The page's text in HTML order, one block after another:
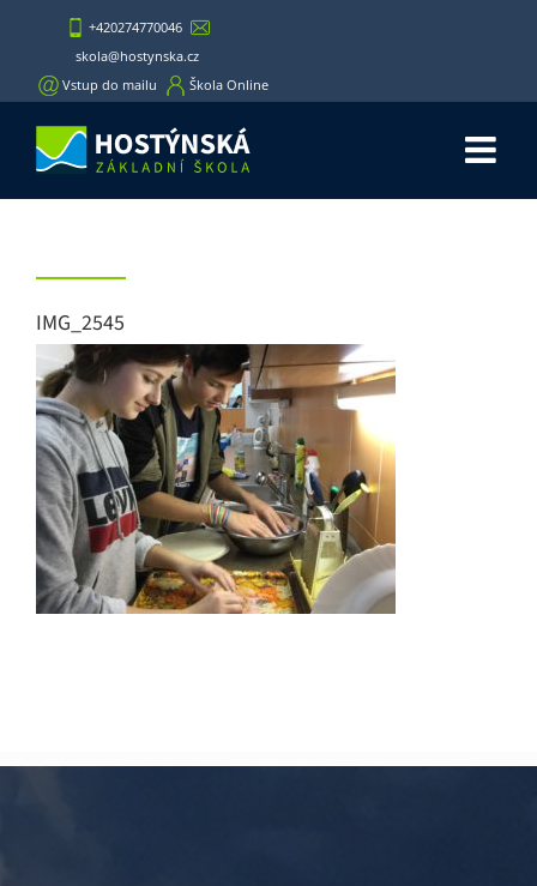
content
+420274770046
skola@hostynska.cz
Vstup do mailu
Škola Online
IMG_2545
IMG_2545